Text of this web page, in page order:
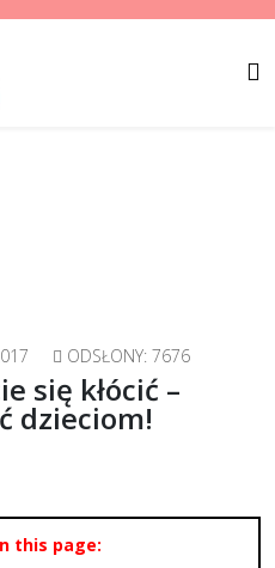
ODSŁONY: 7676
się kłócić –
dzieciom!
this page: